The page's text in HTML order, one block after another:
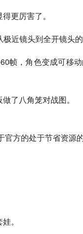
更厉害了。
近镜头到全开镜头
帧，角色变成可移
了八角笼对战图。
方的处于节省资源
。